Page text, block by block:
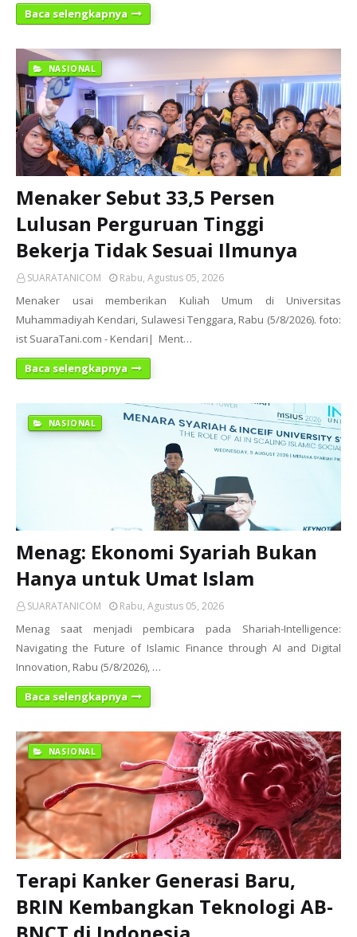
Baca selengkapnya
NASIONAL
Menaker Sebut 33,5 Persen
Lulusan Perguruan Tinggi
Bekerja Tidak Sesuai Ilmunya
SUARATANICOM Rabu, Agustus 05, 2026
Menaker usai memberikan Kuliah Umum di Universitas
Muhammadiyah Kendari, Sulawesi Tenggara, Rabu (5/8/2026). foto:
ist SuaraTani.com - Kendari| Ment…
Baca selengkapnya
NASIONAL
Menag: Ekonomi Syariah Bukan
Hanya untuk Umat Islam
SUARATANICOM Rabu, Agustus 05, 2026
Menag saat menjadi pembicara pada Shariah-Intelligence:
Navigating the Future of Islamic Finance through AI and Digital
Innovation, Rabu (5/8/2026), …
Baca selengkapnya
NASIONAL
Terapi Kanker Generasi Baru,
BRIN Kembangkan Teknologi AB-